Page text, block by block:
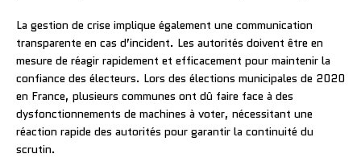
La gestion de crise implique également une communication
transparente en cas d’incident. Les autorités doivent être en
mesure de réagir rapidement et efficacement pour maintenir la
confiance des électeurs. Lors des élections municipales de 2020
en France, plusieurs communes ont dû faire face à des
dysfonctionnements de machines à voter, nécessitant une
réaction rapide des autorités pour garantir la continuité du
scrutin.